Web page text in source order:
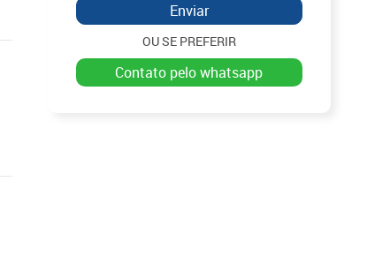
Enviar
OU SE PREFERIR
contato pelo whatsapp